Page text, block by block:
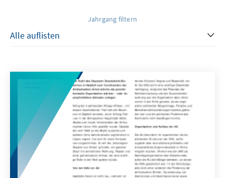
Jahrgang filtern